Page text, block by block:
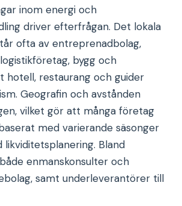
inom energi och
driver efterfrågan. Det lokala
ofta av entreprenadbolag,
bygg och
hotell, restaurang och guider
Geografin och avstånden
vilket gör att många företag
med varierande säsonger
likviditetsplanering. Bland
enmanskonsulter och
samt underleverantörer till